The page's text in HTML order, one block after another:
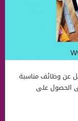
عن وظائف مناسبة
الحصول على